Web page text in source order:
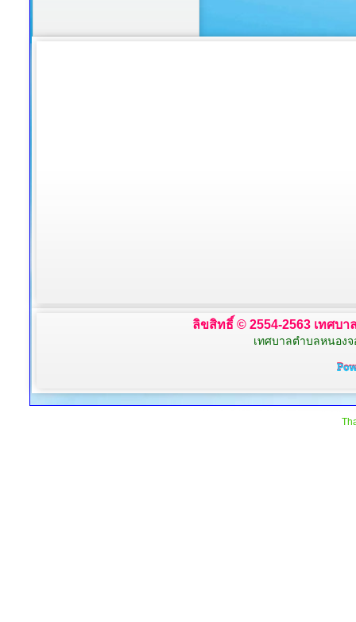
ลิขสิทธิ์ © 2554-2563 เทศบ
เทศบาลตำบลหนองจ